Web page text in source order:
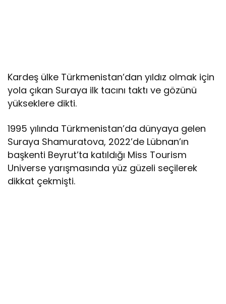
Kardeş ülke Türkmenistan’dan yıldız olmak için
yola çıkan Suraya ilk tacını taktı ve gözünü
yükseklere dikti.
1995 yılında Türkmenistan’da dünyaya gelen
Suraya Shamuratova, 2022’de Lübnan’ın
başkenti Beyrut’ta katıldığı Miss Tourism
Universe yarışmasında yüz güzeli seçilerek
dikkat çekmişti.